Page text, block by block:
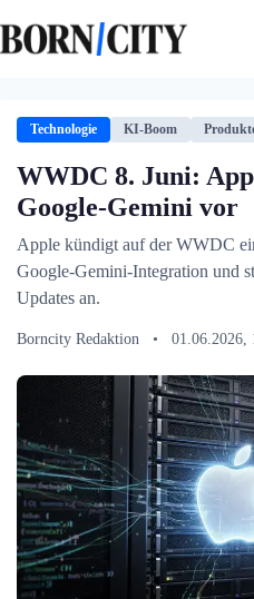
Inhalt
springen
Technologie KI-Boom
WWDC 8. Juni:
Google-Gemini vor
Apple kündigt auf der WWDC
Google-Gemini-Integration und
Updates an.
Borncity Redaktion • 01.06.2026,